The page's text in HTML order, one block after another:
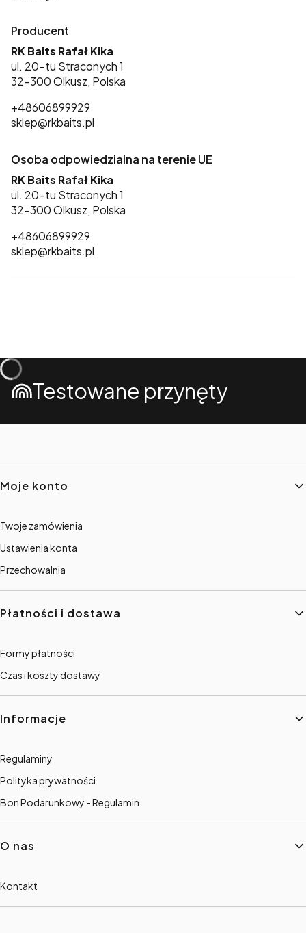
Producent
RK Baits Rafał Kika
ul. 20-tu Straconych 1
32-300 Olkusz, Polska
+48606899929
sklep@rkbaits.pl
Osoba odpowiedzialna na terenie UE
RK Baits Rafał Kika
ul. 20-tu Straconych 1
32-300 Olkusz, Polska
+48606899929
sklep@rkbaits.pl
Testowane przynęty
Linki w stopce
Moje konto
Twoje zamówienia
Ustawienia konta
Przechowalnia
Płatności i dostawa
Formy płatności
Czas i koszty dostawy
Informacje
Regulaminy
Polityka prywatności
Bon Podarunkowy - Regulamin
O nas
Kontakt